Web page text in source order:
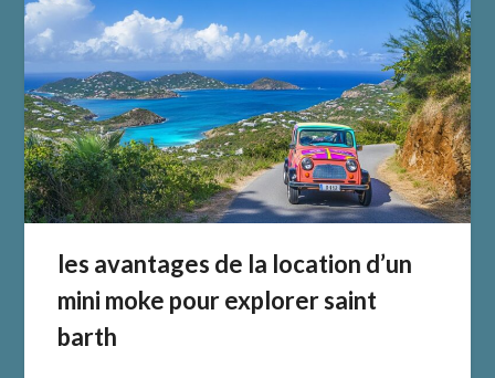
les avantages de la location d’un
mini moke pour explorer saint
barth